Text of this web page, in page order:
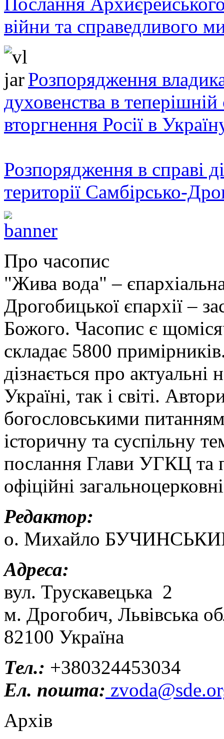
війни та справедливого
Розпорядження
духовенства в теперішній
вторгнення Росії в
Розпорядження в справі
території Самбірсько-
Про часопис
"Жива вода" –
Дрогобицької єпархії –
Божого. Часопис є
складає 5800
дізнається про
Україні, так і світі.
богословськими
історичну та суспільну
послання Глави УГКЦ та
офіційні
Редактор:
о. Михайло
Адреса:
вул. Трускавецька 2
м. Дрогобич, Львівська
82100 Україна
Тел.: +380324453034
Ел. пошта:
Архів